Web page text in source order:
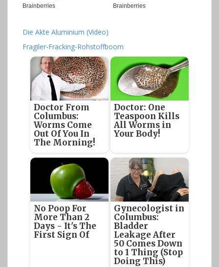
Die Akte Aluminium (Video)
Fragiler-Fracking-Rohstoffboom
Doctor From
Columbus:
Worms Come
Out Of You In
The Morning!
Doctor: One
Teaspoon Kills
All Worms in
Your Body!
No Poop For
More Than 2
Days - It's The
First Sign Of
Gynecologist in
Columbus:
Bladder
Leakage After
50 Comes Down
to 1 Thing (Stop
Doing This)